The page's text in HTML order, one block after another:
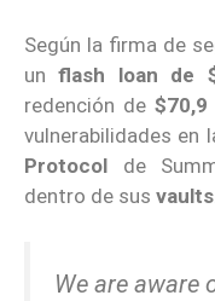
Según la firma de
unflash loan de
redención de $70,9
vulnerabilidades en
Protocol de
dentro de sus vaults
We are aware